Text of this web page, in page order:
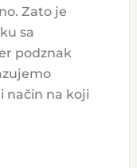
Zato je
sa
podznak
način na koji